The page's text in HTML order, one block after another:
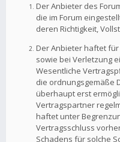
Der Anbieter des
die im Forum
deren Richtigkeit,
Der Anbieter haftet
sowie bei Verletzung
Wesentliche
die ordnungsgemäße
überhaupt erst
Vertragspartner
haftet unter
Vertragsschluss
Schadens für solche